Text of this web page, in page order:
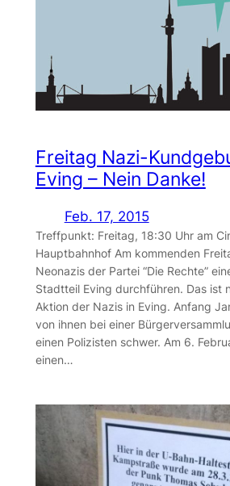
Freitag Nazi-
Eving – Nein Danke!
Feb. 17, 2015
Treffpunkt: Freitag, 18:30 Uhr am
Hauptbahnhof Am kommenden
Neonazis der Partei “Die Rechte”
Stadtteil Eving durchführen. Das ist
Aktion der Nazis in Eving. Anfang
von ihnen bei einer
einen Polizisten schwer. Am 6.
einen…